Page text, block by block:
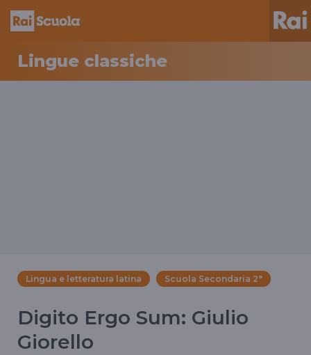
Lingue classiche
Lingua e letteratura latina Scuola Secondaria 2°
Digito Ergo Sum: Giulio
Giorello